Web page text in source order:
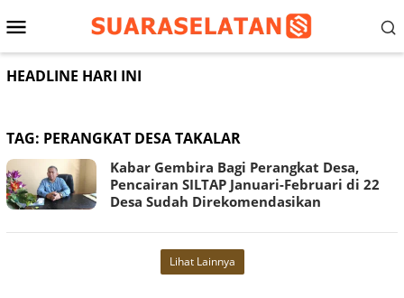
ke
Menu
Mobile
HEADLINE HARI INI
TAG: PERANGKAT DESA TAKALAR
Kabar Gembira Bagi Perangkat Desa,
Pencairan SILTAP Januari-Februari di 22
Desa Sudah Direkomendasikan
Lihat Lainnya